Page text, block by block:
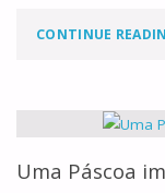
CONTINUE
Uma Páscoa